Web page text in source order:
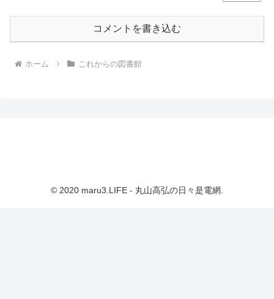
コメントを書き込む
ホーム これからの図書館
© 2020 maru3.LIFE - 丸山高弘の日々是電網.